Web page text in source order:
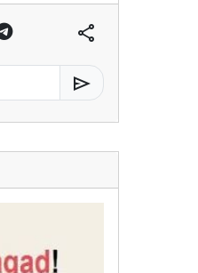
share
send